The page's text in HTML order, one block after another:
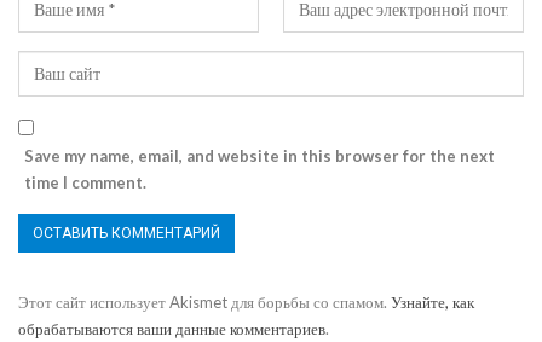
Save my name, email, and website in this browser for the next
time I comment.
Этот сайт использует Akismet для борьбы со спамом. Узнайте, как
обрабатываются ваши данные комментариев.